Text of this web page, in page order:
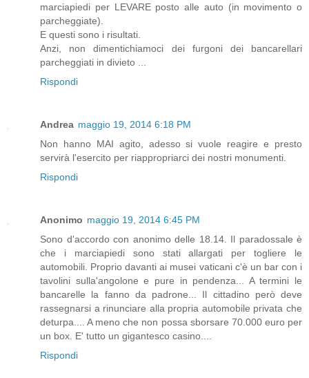
marciapiedi per LEVARE posto alle auto (in movimento o
parcheggiate).
E questi sono i risultati.
Anzi, non dimentichiamoci dei furgoni dei bancarellari
parcheggiati in divieto ...
Rispondi
Andrea maggio 19, 2014 6:18 PM
Non hanno MAI agito, adesso si vuole reagire e presto
servirà l'esercito per riappropriarci dei nostri monumenti.
Rispondi
Anonimo maggio 19, 2014 6:45 PM
Sono d'accordo con anonimo delle 18.14. Il paradossale è
che i marciapiedi sono stati allargati per togliere le
automobili. Proprio davanti ai musei vaticani c'è un bar con i
tavolini sulla'angolone e pure in pendenza... A termini le
bancarelle la fanno da padrone... Il cittadino però deve
rassegnarsi a rinunciare alla propria automobile privata che
deturpa.... A meno che non possa sborsare 70.000 euro per
un box. E' tutto un gigantesco casino....
Rispondi